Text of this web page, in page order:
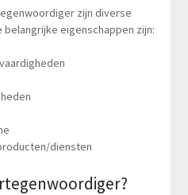
zijn diverse
eigenschappen zijn:
diensten